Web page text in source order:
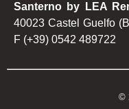
Santerno by LEA
40023 Castel Guelfo
F (+39) 0542 489722
©